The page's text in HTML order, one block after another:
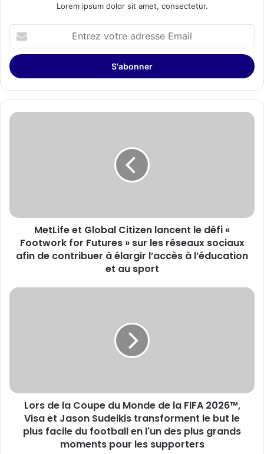
Lorem ipsum dolor sit amet, consectetur.
votre
adresse
Email
MetLife
Footwork
Futures
réseaux
à
l’éducation
sport
MetLife et Global Citizen lancent le défi «
Footwork for Futures » sur les réseaux sociaux
afin de contribuer à élargir l’accès à l’éducation
et au sport
Lors
FIFA
2026™,Lors de la Coupe du Monde de la FIFA 2026™,
Visa et Jason Sudeikis transforment le but le
plus facile du football en l'un des plus grands
moments pour les supporters